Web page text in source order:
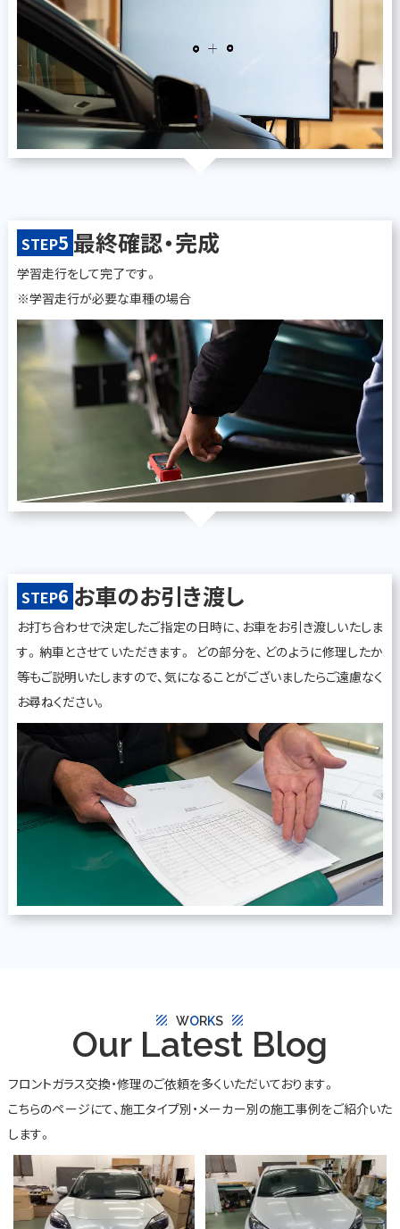
STEP5 最終確認・完成
学習走行をして完了です。
※学習走行が必要な車種の場合
STEP6 お車のお引き渡し
お打ち合わせで決定したご指定の日時に、お車をお引き渡しいたしま
す。納車とさせていただきます。 どの部分を、どのように修理したか
等もご説明いたしますので、気になることがございましたらご遠慮なく
お尋ねください。
texture WORKS texture
Our Latest Blog
フロントガラス交換・修理のご依頼を多くいただいております。
こちらのページにて、施工タイプ別・メーカー別の施工事例をご紹介いた
します。